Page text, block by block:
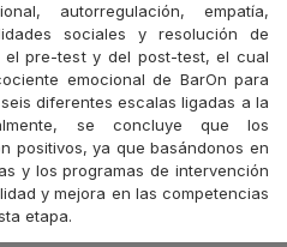
autorregulación, empatía,
sociales y resolución de
pre-test y del post-test, el cual
emocional de BarOn para
diferentes escalas ligadas a la
se concluye que los
positivos, ya que basándonos en
y los programas de intervención
y mejora en las competencias
etapa.